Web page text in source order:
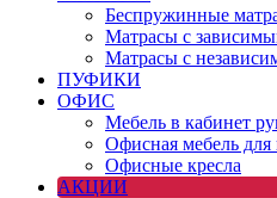
Беспружинные
Матрасы с
Матрасы с
ПУФИКИ
ОФИС
Мебель в кабинет
Офисная мебель для
Офисные кресла
АКЦИИ